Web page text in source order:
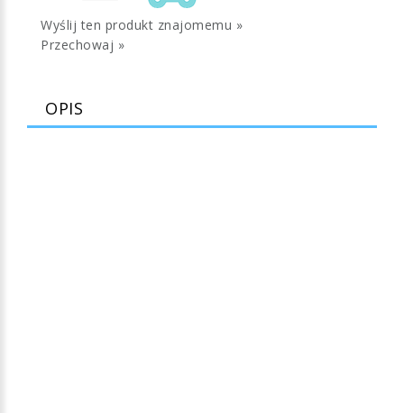
Wyślij ten produkt znajomemu »
Przechowaj »
OPIS